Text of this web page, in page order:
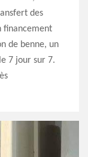
des
financement
de benne, un
7 jour sur 7.